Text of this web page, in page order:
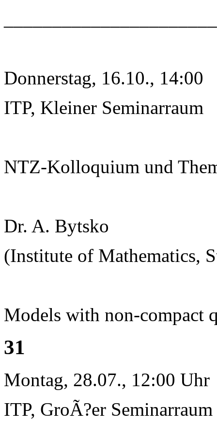
Donnerstag, 16.10., 14:00
ITP, Kleiner Seminarraum
NTZ-Kolloquium und
Dr. A. Bytsko
(Institute of Mathematics,
Models with non-compact
31
Montag, 28.07., 12:00 Uhr
ITP, GroÃ?er Seminarraum